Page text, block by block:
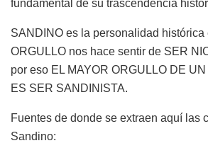
fundamental de su trascendencia
SANDINO es la personalidad histórica
ORGULLO nos hace sentir de SER
por eso EL MAYOR ORGULLO DE
ES SER SANDINISTA.
Fuentes de donde se extraen aquí las
Sandino: